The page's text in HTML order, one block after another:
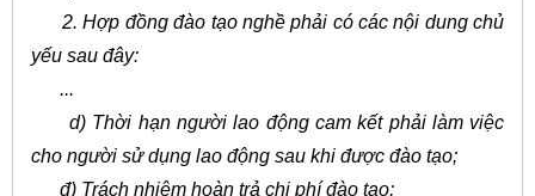
2. Hợp đồng đào tạo nghề phải có các nội dung chủ
yếu sau đây:
...
d) Thời hạn người lao động cam kết phải làm việc
cho người sử dụng lao động sau khi được đào tạo;
đ) Trách nhiệm hoàn trả chi phí đào tạo;